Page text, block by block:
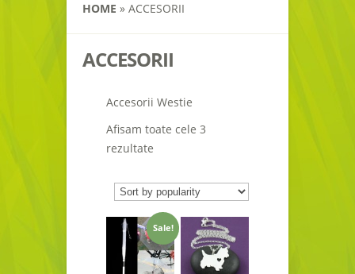
HOME » ACCESORII
ACCESORII
Accesorii Westie
Afisam toate cele 3
rezultate
Sale!